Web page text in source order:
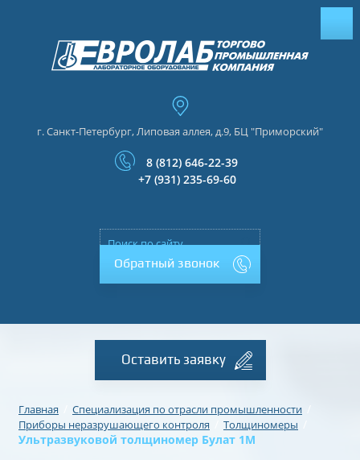
г. Санкт-Петербург, Липовая аллея, д.9, БЦ "Приморский"
8 (812) 646-22-39
+7 (931) 235-69-60
Обратный звонок
Оставить заявку
Главная Специализация по отрасли промышленности /
Приборы неразрушающего контроля Толщиномеры
Ультразвуковой толщиномер Булат 1М